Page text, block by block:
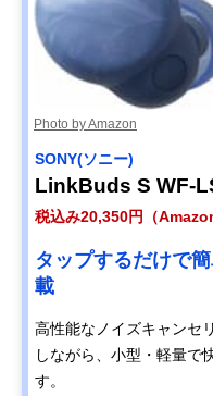
Photo by Amazon
SONY(ソニー)
LinkBuds S WF-
税込み20,350円（
タップするだけで
載
高性能なノイズキャンセ
しながら、小型・軽量で
す。